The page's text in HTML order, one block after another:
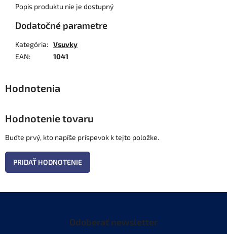
Popis produktu nie je dostupný
Dodatočné parametre
Kategória: Vsuvky
EAN: 1041
Hodnotenie tovaru
Buďte prvý, kto napíše príspevok k tejto položke.
PRIDAŤ HODNOTENIE
Odoberať newsletter